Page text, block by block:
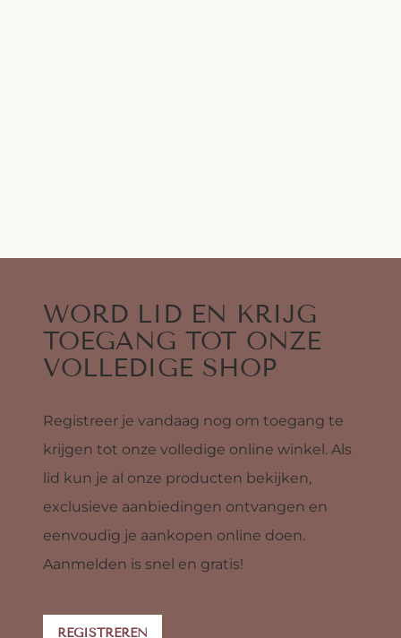
WORD LID EN KRIJG
TOEGANG TOT ONZE
VOLLEDIGE SHOP
Registreer je vandaag nog om toegang te
krijgen tot onze volledige online winkel. Als
lid kun je al onze producten bekijken,
exclusieve aanbiedingen ontvangen en
eenvoudig je aankopen online doen.
Aanmelden is snel en gratis!
REGISTREREN